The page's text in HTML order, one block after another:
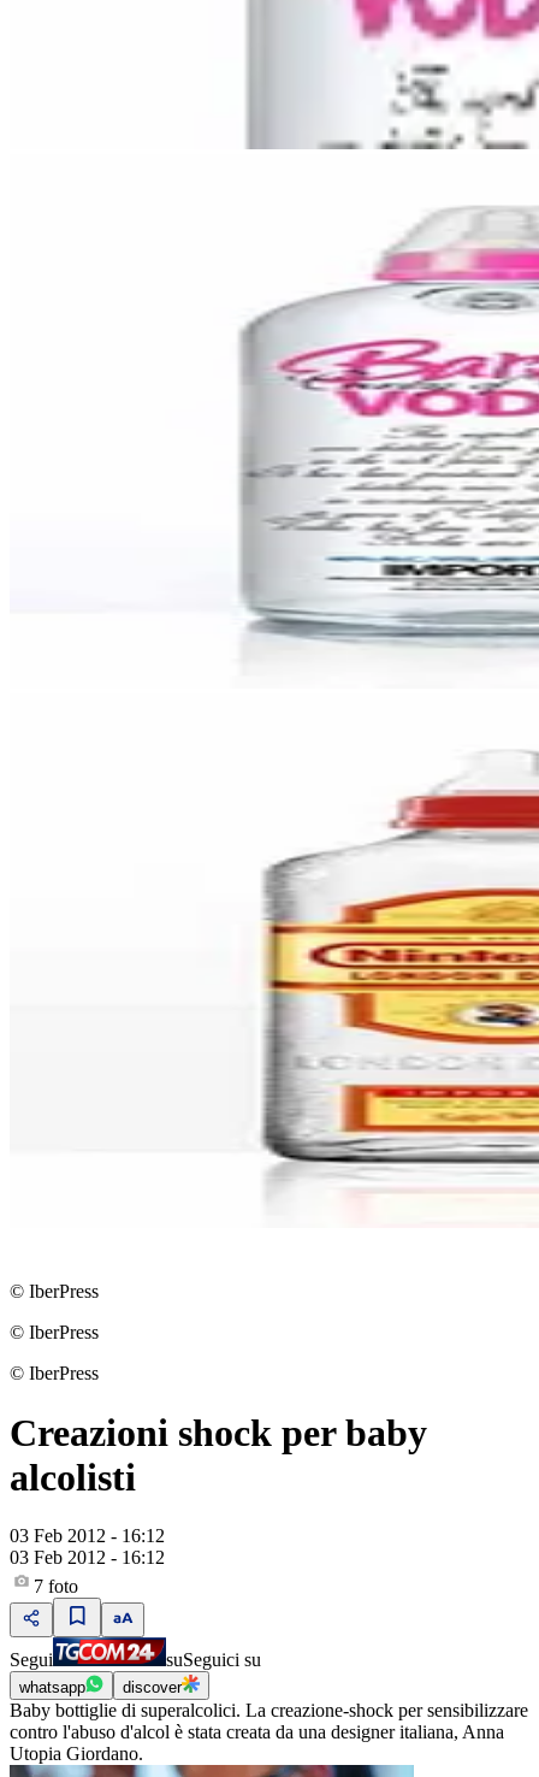
© IberPress
© IberPress
© IberPress
Creazioni shock per baby
alcolisti
03 Feb 2012 - 16:12
03 Feb 2012 - 16:12
7 foto
Segui suSeguici su
whatsapp discover
Baby bottiglie di superalcolici. La creazione-shock per sensibilizzare
contro l'abuso d'alcol è stata creata da una designer italiana, Anna
Utopia Giordano.